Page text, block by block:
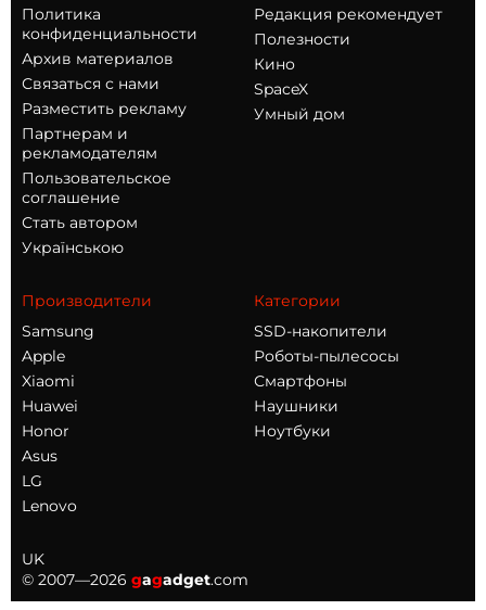
Политика
конфиденциальности
Архив материалов
Связаться с нами
Разместить рекламу
Партнерам и
рекламодателям
Пользовательское
соглашение
Стать автором
Українською
Редакция рекомендует
Полезности
Кино
SpaceX
Умный дом
Производители
Samsung
Apple
Xiaomi
Huawei
Honor
Asus
LG
Lenovo
Категории
SSD-накопители
Роботы-пылесосы
Смартфоны
Наушники
Ноутбуки
UK
© 2007—2026 gagadget.com